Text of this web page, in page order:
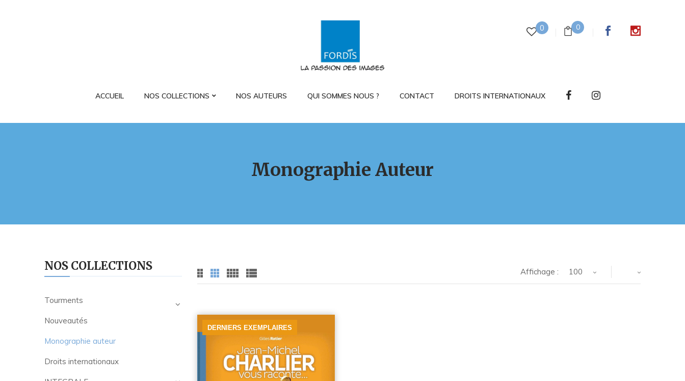
0 0
ACCUEIL NOS COLLECTIONS NOS AUTEURS QUI SOMMES NOUS ? CONTACT DROITS INTERNATIONAUX
Monographie Auteur
NOS COLLECTIONS
Tourments
Nouveautés
Monographie auteur
Droits internationaux
Affichage : 100
DERNIERS EXEMPLAIRES